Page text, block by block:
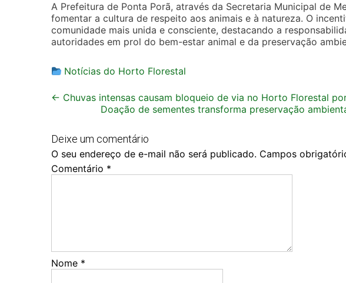
A Prefeitura de Ponta Porã, através da Secretaria Municipal de
fomentar a cultura de respeito aos animais e à natureza. O
comunidade mais unida e consciente, destacando a
autoridades em prol do bem-estar animal e da preservação
Notícias do Horto Florestal
Post
navigation
← Chuvas intensas causam bloqueio de via no Horto Florestal
Doação de sementes transforma preservação
Deixe um comentário
O seu endereço de e-mail não será publicado. Campos
Comentário *
Nome *